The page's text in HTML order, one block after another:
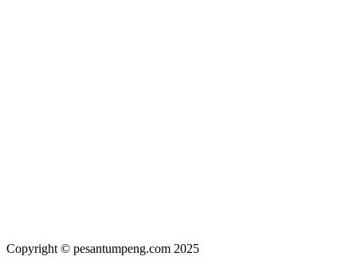
Copyright © pesantumpeng.com 2025